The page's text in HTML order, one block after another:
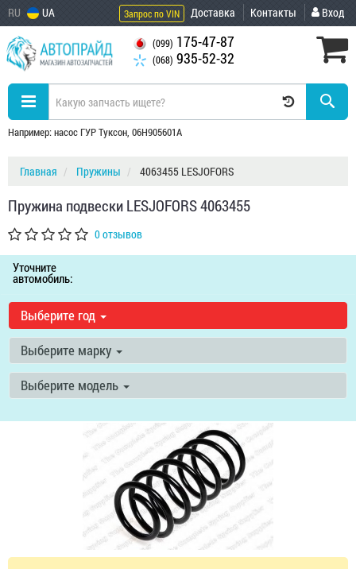
RU UA Запрос по VIN Доставка Контакты Вход
(099) 175-47-87
(068) 935-52-32
Например: насос ГУР Туксон, 06H905601A
Главная Пружины 4063455 LESJOFORS
Пружина подвески LESJOFORS 4063455
0 отзывов
Уточните
автомобиль:
Выберите год
Выберите марку
Выберите модель